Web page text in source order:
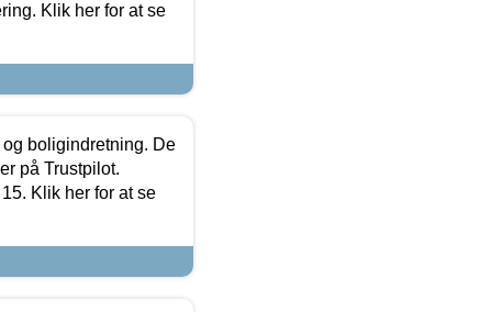
Klik her for at se
boligindretning. De
på Trustpilot.
Klik her for at se